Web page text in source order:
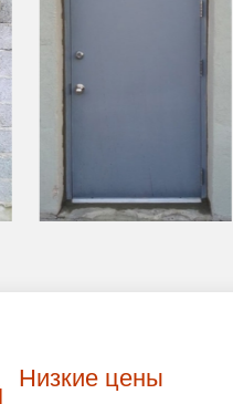
Низкие цены